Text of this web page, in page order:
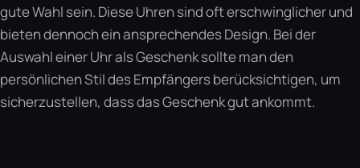
gute Wahl sein. Diese Uhren sind oft erschwinglicher und
bieten dennoch ein ansprechendes Design. Bei der
Auswahl einer Uhr als Geschenk sollte man den
persönlichen Stil des Empfängers berücksichtigen, um
sicherzustellen, dass das Geschenk gut ankommt.